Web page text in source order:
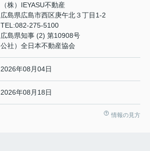
（株）IEYASU不動産
広島県広島市西区庚午北３丁目1-2
TEL:082-275-5100
広島県知事 (2) 第10908号
公社）全日本不動産協会
2026年08月04日
2026年08月18日
情報の見方